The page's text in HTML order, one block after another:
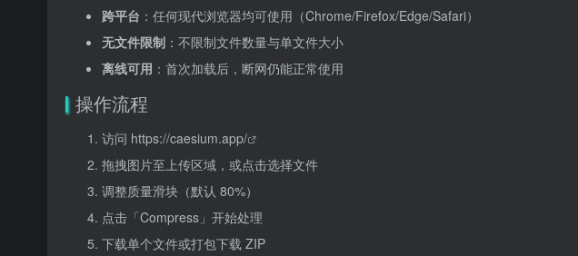
跨平台 ：任何现代浏览器均可使用（Chrome/Firefox/Edge/Safari）
无文件限制 ：不限制文件数量与单文件大小
离线可用 ：首次加载后，断网仍能正常使用
操作流程
访问 https://caesium.app/
拖拽图片至上传区域，或点击选择文件
调整质量滑块（默认 80%）
点击「Compress」开始处理
下载单个文件或打包下载 ZIP